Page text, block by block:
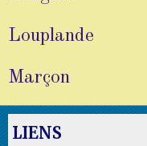
Louplande
Marçon
LIENS